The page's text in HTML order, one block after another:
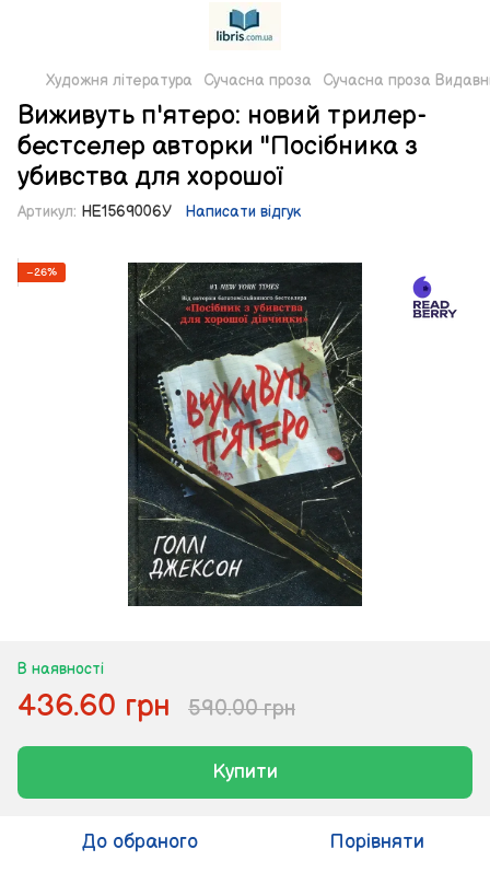
Художня література Сучасна проза Сучасна проза
Виживуть п'ятеро: новий трилер-
бестселер авторки "Посібника з
убивства для хорошої
Артикул: НЕ1569006У Написати відгук
−26%
В наявності
436.60 грн 590.00 грн
Купити
До обраного Порівняти